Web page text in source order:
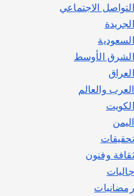
التواصل الاجتماعي
الجريدة
السعودية
الشرق الأوسط
العراق
العرب والعالم
الكويت
اليمن
تحقيقات
ثقافة وفنون
جاليات
رمضانيات